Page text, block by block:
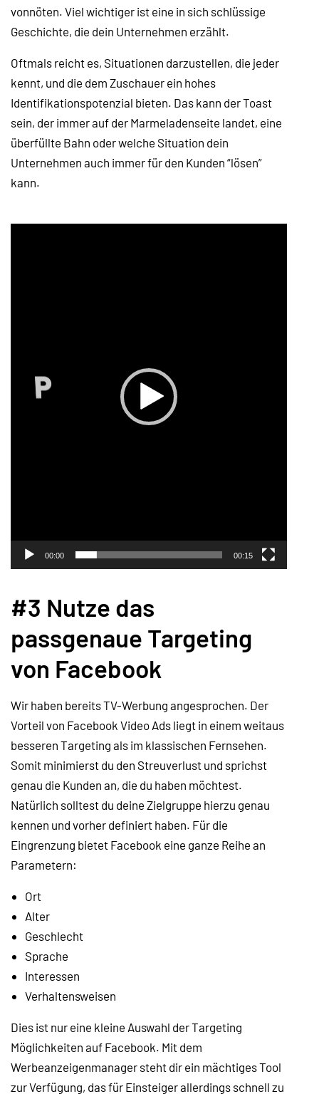
vonnöten. Viel wichtiger ist eine in sich schlüssige
Geschichte, die dein Unternehmen erzählt.
Oftmals reicht es, Situationen darzustellen, die jeder
kennt, und die dem Zuschauer ein hohes
Identifikationspotenzial bieten. Das kann der Toast
sein, der immer auf der Marmeladenseite landet, eine
überfüllte Bahn oder welche Situation dein
Unternehmen auch immer für den Kunden “lösen”
kann.
00:00 00:15
#3 Nutze das
passgenaue Targeting
von Facebook
Wir haben bereits TV-Werbung angesprochen. Der
Vorteil von Facebook Video Ads liegt in einem weitaus
besseren Targeting als im klassischen Fernsehen.
Somit minimierst du den Streuverlust und sprichst
genau die Kunden an, die du haben möchtest.
Natürlich solltest du deine Zielgruppe hierzu genau
kennen und vorher definiert haben. Für die
Eingrenzung bietet Facebook eine ganze Reihe an
Parametern:
Ort
Alter
Geschlecht
Sprache
Interessen
Verhaltensweisen
Dies ist nur eine kleine Auswahl der Targeting
Möglichkeiten auf Facebook. Mit dem
Werbeanzeigenmanager steht dir ein mächtiges Tool
zur Verfügung, das für Einsteiger allerdings schnell zu